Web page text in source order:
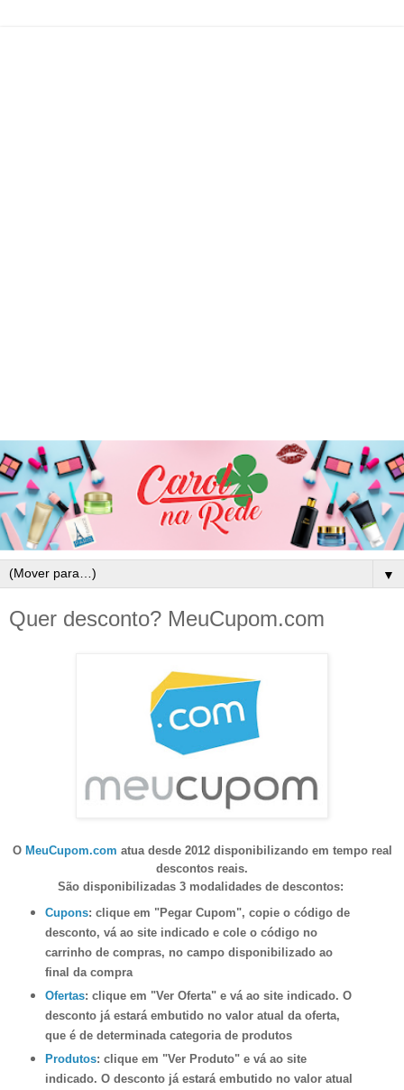
▼
Quer desconto? MeuCupom.com
O MeuCupom.com atua desde 2012 disponibilizando em tempo real
descontos reais.
São disponibilizadas 3 modalidades de descontos:
Cupons: clique em "Pegar Cupom", copie o código de
desconto, vá ao site indicado e cole o código no
carrinho de compras, no campo disponibilizado ao
final da compra
Ofertas: clique em "Ver Oferta" e vá ao site indicado. O
desconto já estará embutido no valor atual da oferta,
que é de determinada categoria de produtos
Produtos: clique em "Ver Produto" e vá ao site
indicado. O desconto já estará embutido no valor atual